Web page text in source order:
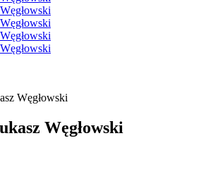
Węgłowski
Węgłowski